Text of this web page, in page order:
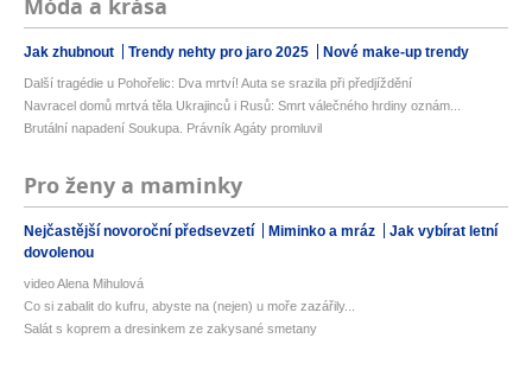
Móda a krása
Jak zhubnout Trendy nehty pro jaro 2025 Nové make-up trendy
Další tragédie u Pohořelic: Dva mrtví! Auta se srazila při předjíždění
Navracel domů mrtvá těla Ukrajinců i Rusů: Smrt válečného hrdiny oznám...
Brutální napadení Soukupa. Právník Agáty promluvil
Pro ženy a maminky
Nejčastější novoroční předsevzetí Miminko a mráz
Jak vybírat letní
dovolenou
video Alena Mihulová
Co si zabalit do kufru, abyste na (nejen) u moře zazářily...
Salát s koprem a dresinkem ze zakysané smetany